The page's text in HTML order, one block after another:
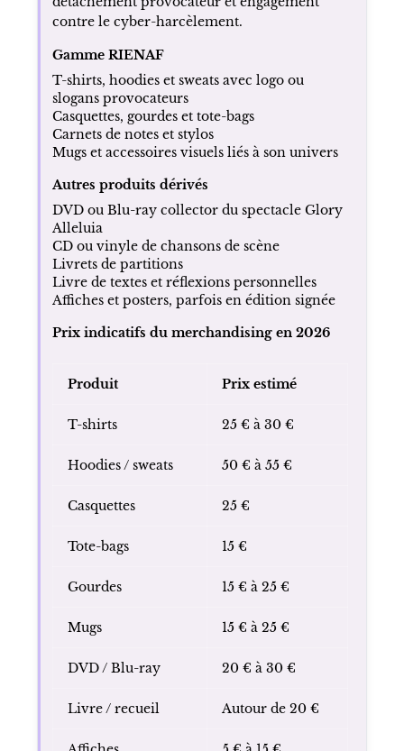
Boutique RIENAF et produits dérivés
développe une activité de produits dérivés
avecRIENAF, anciennementTrashh. Cette
marque repose sur la transformation de
messages haineux en objets commerciaux et
s’inscrit dans une logique mêlant humour,
détachement provocateur et engagement
contre le cyber-harcèlement.
Gamme RIENAF
T-shirts, hoodies et sweats avec logo ou
slogans provocateurs
Casquettes, gourdes et tote-bags
Carnets de notes et stylos
Mugs et accessoires visuels liés à son univers
Autres produits dérivés
Alleluia
Livrets de partitions
Affiches et posters, parfois en édition signée
Produit Prix estimé
T-shirts 25 € à 30 €
Hoodies / sweats 50 € à 55 €
Casquettes 25 €
Tote-bags 15 €
Gourdes 15 € à 25 €